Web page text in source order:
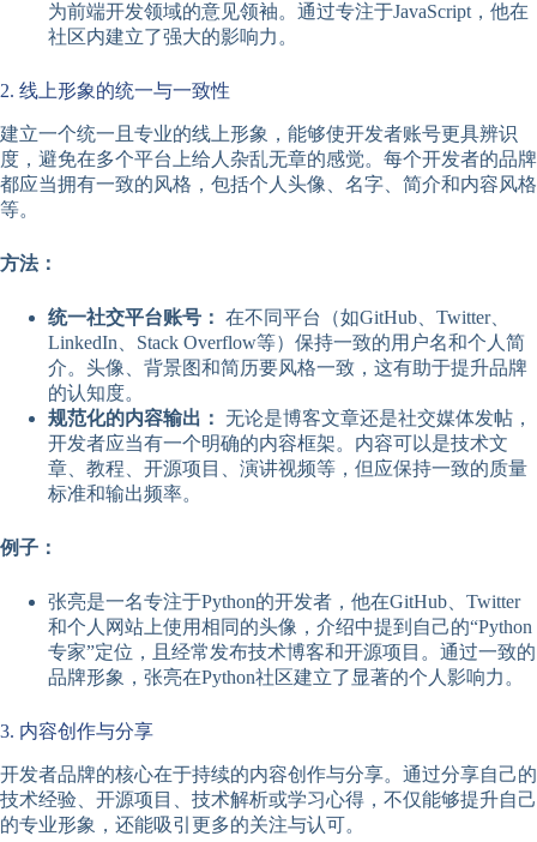
为前端开发领域的意见领袖。通过专注于JavaScript，他在
社区内建立了强大的影响力。
2. 线上形象的统一与一致性
建立一个统一且专业的线上形象，能够使开发者账号更具辨识
度，避免在多个平台上给人杂乱无章的感觉。每个开发者的品牌
都应当拥有一致的风格，包括个人头像、名字、简介和内容风格
等。
方法：
统一社交平台账号： 在不同平台（如GitHub、Twitter、
LinkedIn、Stack Overflow等）保持一致的用户名和个人简
介。头像、背景图和简历要风格一致，这有助于提升品牌
的认知度。
规范化的内容输出： 无论是博客文章还是社交媒体发帖，
开发者应当有一个明确的内容框架。内容可以是技术文
章、教程、开源项目、演讲视频等，但应保持一致的质量
标准和输出频率。
例子：
张亮是一名专注于Python的开发者，他在GitHub、Twitter
和个人网站上使用相同的头像，介绍中提到自己的“Python
专家”定位，且经常发布技术博客和开源项目。通过一致的
品牌形象，张亮在Python社区建立了显著的个人影响力。
3. 内容创作与分享
开发者品牌的核心在于持续的内容创作与分享。通过分享自己的
技术经验、开源项目、技术解析或学习心得，不仅能够提升自己
的专业形象，还能吸引更多的关注与认可。